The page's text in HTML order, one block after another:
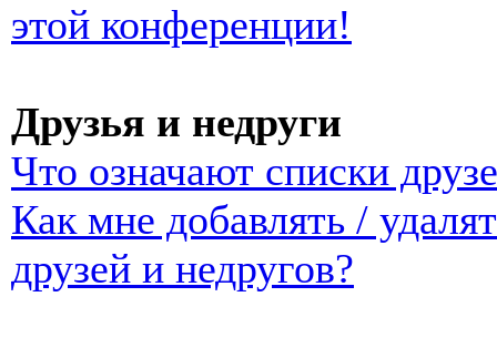
этой конференции!
Друзья и недруги
Что означают списки
Как мне добавлять /
друзей и недругов?